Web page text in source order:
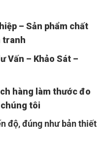
– Sản phẩm chất
tranh
Vấn – Khảo Sát –
hàng làm thước đo
tôi
độ, đúng như bản thiết